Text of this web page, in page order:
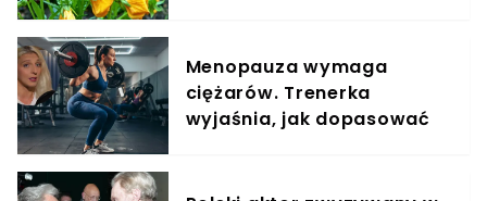
Menopauza wymaga
ciężarów. Trenerka
wyjaśnia, jak dopasować